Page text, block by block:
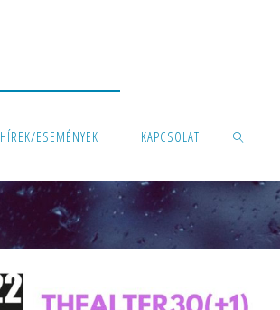
HÍREK/ESEMÉNYEK KAPCSOLAT
SEARCH